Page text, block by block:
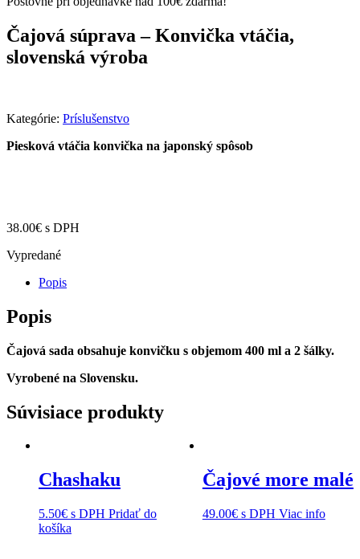
Čajová súprava – Konvička vtáčia,
slovenská výroba
Kategórie: Príslušenstvo
Piesková vtáčia konvička na japonský spôsob
38.00€ s DPH
Vypredané
Popis
Popis
Čajová sada obsahuje konvičku s objemom 400 ml a 2 šálky.
Vyrobené na Slovensku.
Súvisiace produkty
Chashaku
5.50€ s DPH Pridať do
košíka
Čajové more malé
49.00€s DPH Viac info